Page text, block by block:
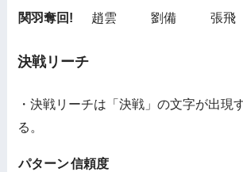
関羽奪回!
趙雲 劉備 張飛
決戦リーチ
・決戦リーチは「決戦」の文字が出現
る。
パターン信頼度